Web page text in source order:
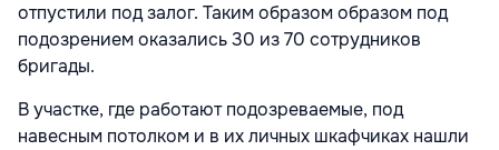
отпустили под залог. Таким образом образом под
подозрением оказались 30 из 70 сотрудников
бригады.
В участке, где работают подозреваемые, под
навесным потолком и в их личных шкафчиках нашли